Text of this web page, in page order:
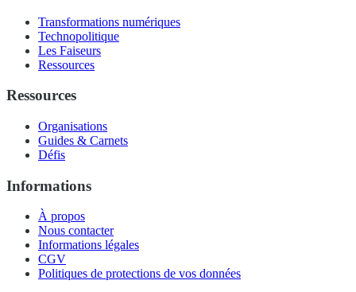
Transformations numériques
Technopolitique
Les Faiseurs
Ressources
Ressources
Organisations
Guides & Carnets
Défis
Informations
À propos
Nous contacter
Informations légales
CGV
Politiques de protections de vos données